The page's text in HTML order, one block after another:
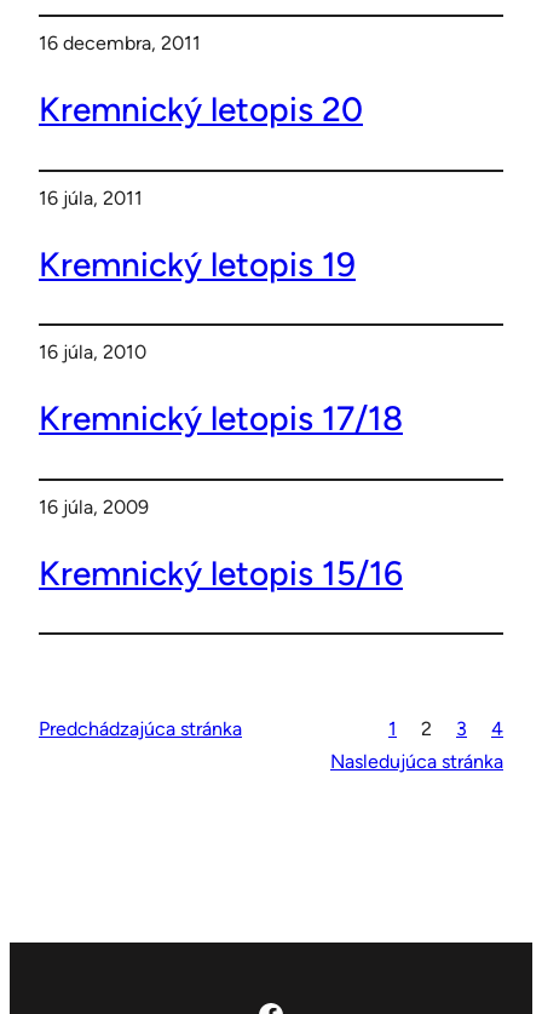
16 decembra, 2011
Kremnický letopis 20
16 júla, 2011
Kremnický letopis 19
16 júla, 2010
Kremnický letopis 17/18
16 júla, 2009
Kremnický letopis 15/16
Predchádzajúca stránka 1 2 3
4
Nasledujúca stránka